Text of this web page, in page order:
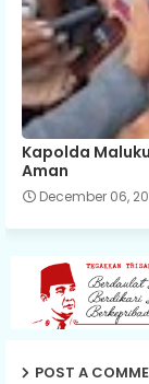
Kapolda
Aman
December 06,
POST A